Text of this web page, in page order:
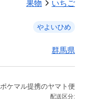
果物 いちご
やよいひめ
群馬県
ポケマル提携のヤマト便
配送区分: